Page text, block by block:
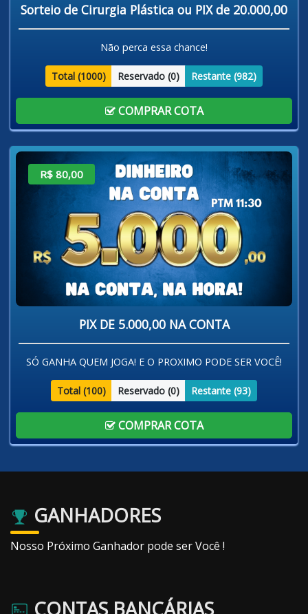
Sorteio de Cirurgia Plástica ou PIX de 20.000,00
Não perca essa chance!
Total (1000) Reservado (0) Restante (982)
COMPRAR COTA
R$ 80,00
PIX DE 5.000,00 NA CONTA
SÓ GANHA QUEM JOGA! E O PROXIMO PODE SER VOCÊ!
Total (100) Reservado (0) Restante (93)
COMPRAR COTA
GANHADORES
Nosso Próximo Ganhador pode ser Você !
CONTAS BANCÁRIAS